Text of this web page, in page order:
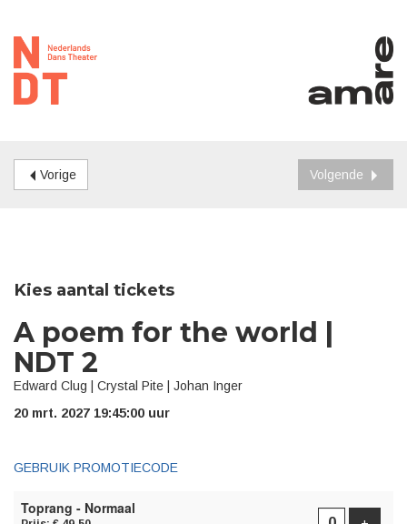
Vorige Volgende
Kies aantal tickets
A poem for the world |
NDT 2
Edward Clug | Crystal Pite | Johan Inger
20 mrt. 2027 19:45:00 uur
TICKETS
Toprang - Normaal
GEBRUIK PROMOTIECODE